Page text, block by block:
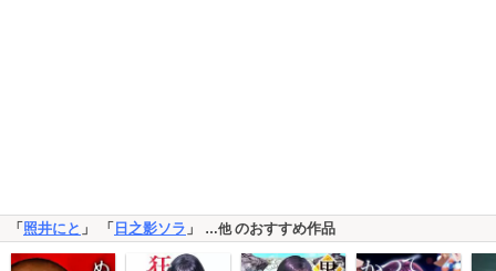
「 照井にと 」 「 日之影ソラ 」 …他のおすすめ作品